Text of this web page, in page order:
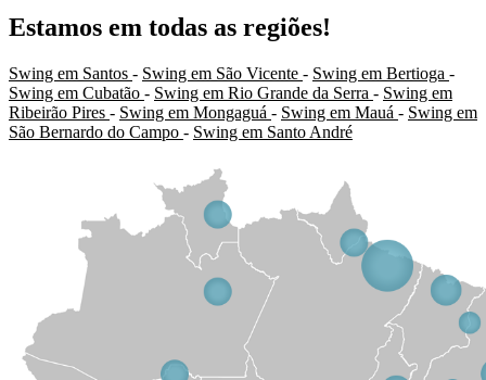
Estamos em todas as regiões!
Swing em Santos - Swing em São Vicente - Swing em Bertioga -
Swing em Cubatão - Swing em Rio Grande da Serra - Swing em
Ribeirão Pires - Swing em Mongaguá - Swing em Mauá - Swing em
São Bernardo do Campo - Swing em Santo André